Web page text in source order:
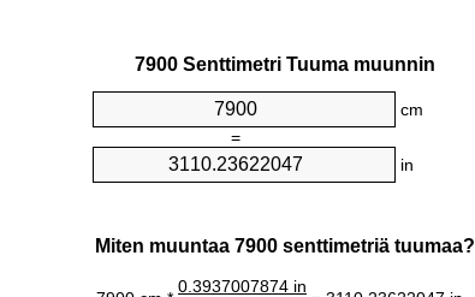
7900 Senttimetri Tuuma muunnin
cm
=
in
Miten muuntaa 7900 senttimetriä tuumaa?
0.3937007874 in